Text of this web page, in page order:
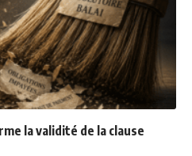
la validité de la clause